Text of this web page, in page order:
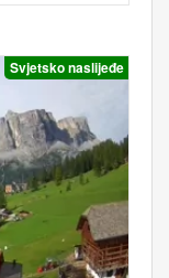
Svjetsko naslijeđe